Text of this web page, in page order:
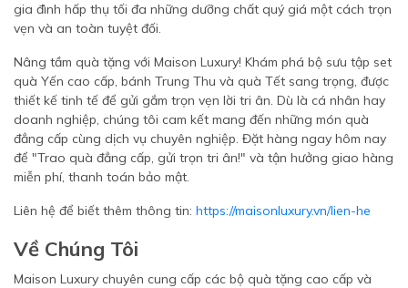
gia đình hấp thụ tối đa những dưỡng chất quý giá một cách trọn
vẹn và an toàn tuyệt đối.
Nâng tầm quà tặng với Maison Luxury! Khám phá bộ sưu tập set
quà Yến cao cấp, bánh Trung Thu và quà Tết sang trọng, được
thiết kế tinh tế để gửi gắm trọn vẹn lời tri ân. Dù là cá nhân hay
doanh nghiệp, chúng tôi cam kết mang đến những món quà
đẳng cấp cùng dịch vụ chuyên nghiệp. Đặt hàng ngay hôm nay
để "Trao quà đẳng cấp, gửi trọn tri ân!" và tận hưởng giao hàng
miễn phí, thanh toán bảo mật.
Liên hệ để biết thêm thông tin: https://maisonluxury.vn/lien-he
Về Chúng Tôi
Maison Luxury chuyên cung cấp các bộ quà tặng cao cấp và